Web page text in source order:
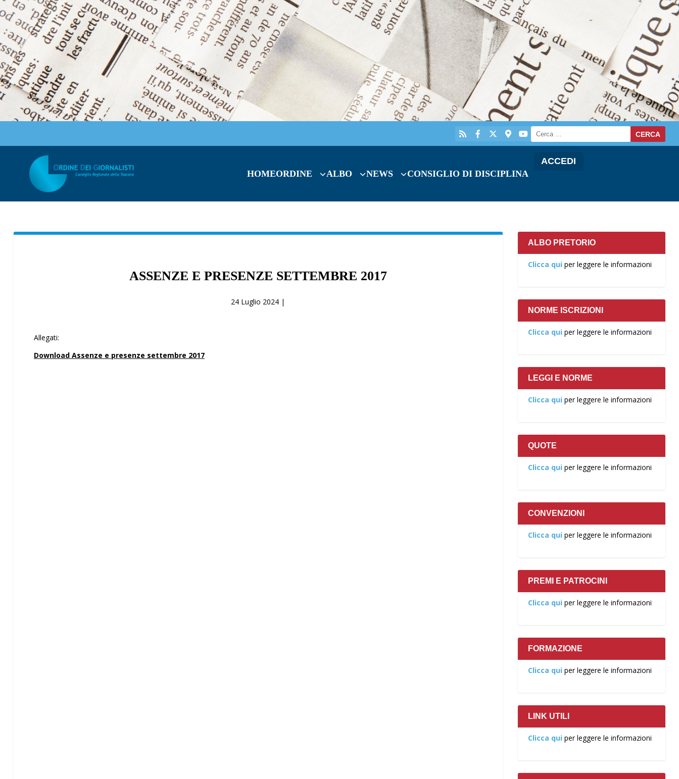
HOMEORDINE ALBO NEWS CONSIGLIO DI DISCIPLINA
ACCEDI
ASSENZE E PRESENZE SETTEMBRE 2017
24 Luglio 2024 |
Allegati:
Download Assenze e presenze settembre 2017
ALBO PRETORIO
Clicca qui per leggere le informazioni
NORME ISCRIZIONI
Clicca qui per leggere le informazioni
LEGGI E NORME
Clicca qui per leggere le informazioni
QUOTE
Clicca qui per leggere le informazioni
CONVENZIONI
Clicca qui per leggere le informazioni
PREMI E PATROCINI
Clicca qui per leggere le informazioni
FORMAZIONE
Clicca qui per leggere le informazioni
LINK UTILI
Clicca qui per leggere le informazioni